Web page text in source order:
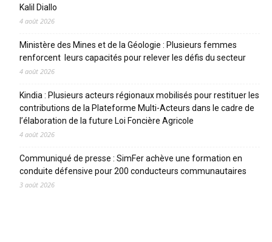
Kalil Diallo
4 août 2026
Ministère des Mines et de la Géologie : Plusieurs femmes
renforcent leurs capacités pour relever les défis du secteur
4 août 2026
Kindia : Plusieurs acteurs régionaux mobilisés pour restituer les
contributions de la Plateforme Multi-Acteurs dans le cadre de
l’élaboration de la future Loi Foncière Agricole
4 août 2026
Communiqué de presse : SimFer achève une formation en
conduite défensive pour 200 conducteurs communautaires
3 août 2026